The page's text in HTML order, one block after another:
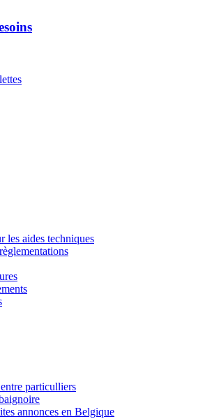
les aides techniques
particulliers
annonces en Belgique